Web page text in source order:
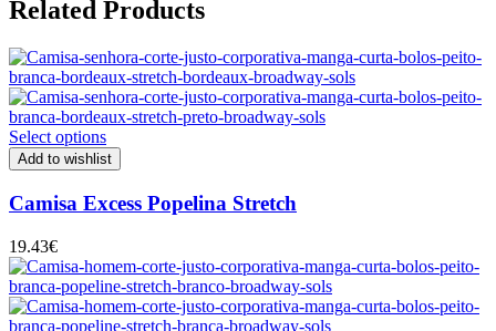
Related Products
Select options
Add to wishlist
Camisa Excess Popelina Stretch
19.43€